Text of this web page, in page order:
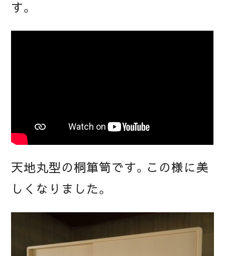
す。
天地丸型の桐箪笥です。この様に美
しくなりました。